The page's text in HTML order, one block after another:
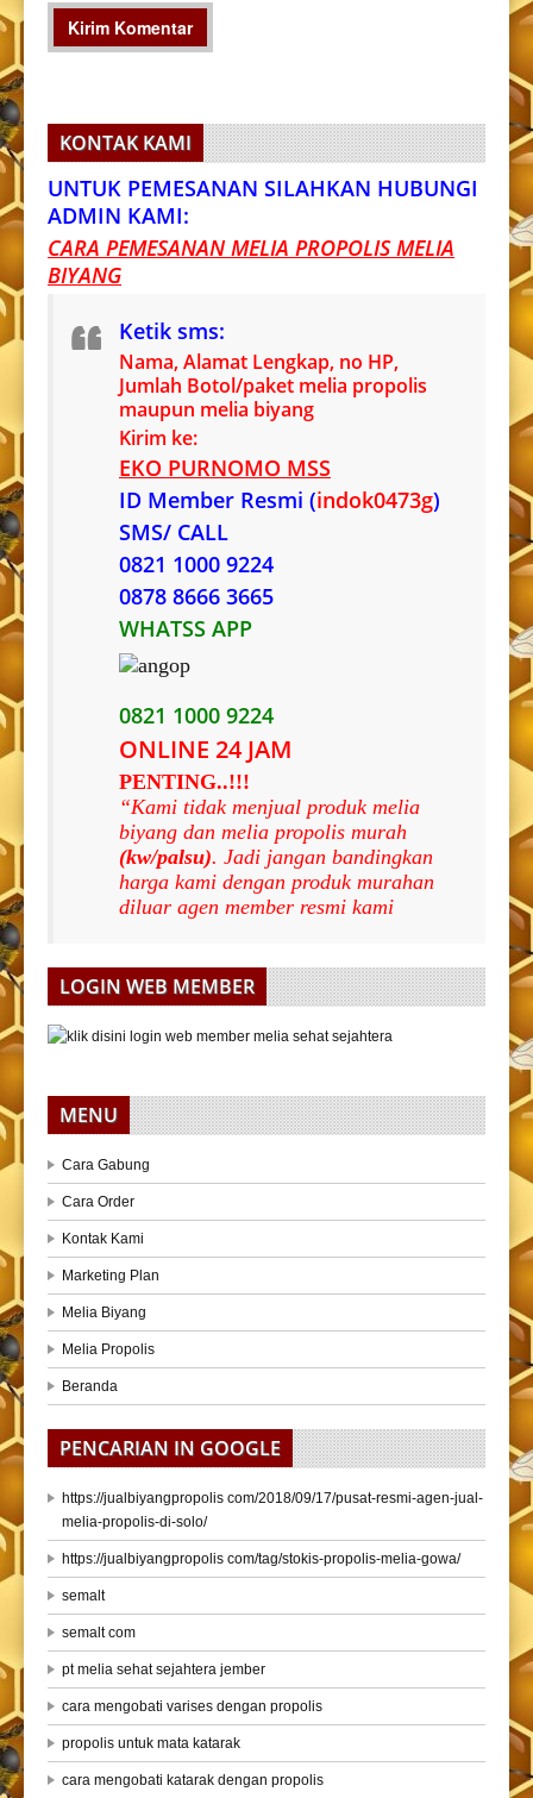
KONTAK KAMI
UNTUK PEMESANAN SILAHKAN HUBUNGI
ADMIN KAMI:
CARA PEMESANAN MELIA PROPOLIS MELIA
BIYANG
Ketik sms:
Nama, Alamat Lengkap, no HP,
Jumlah Botol/paket melia propolis
maupun melia biyang
Kirim ke:
EKO PURNOMO MSS
ID Member Resmi (indok0473g)
SMS/ CALL
0821 1000 9224
0878 8666 3665
WHATSS APP
0821 1000 9224
ONLINE 24 JAM
PENTING..!!!
“Kami tidak menjual produk melia
biyang dan melia propolis murah
(kw/palsu). Jadi jangan bandingkan
harga kami dengan produk murahan
diluar agen member resmi kami
LOGIN WEB MEMBER
MENU
Cara Gabung
Cara Order
Kontak Kami
Marketing Plan
Melia Biyang
Melia Propolis
Beranda
PENCARIAN IN GOOGLE
https://jualbiyangpropolis com/2018/09/17/pusat-resmi-agen-jual-
melia-propolis-di-solo/
https://jualbiyangpropolis com/tag/stokis-propolis-melia-gowa/
semalt
semalt com
pt melia sehat sejahtera jember
cara mengobati varises dengan propolis
propolis untuk mata katarak
cara mengobati katarak dengan propolis